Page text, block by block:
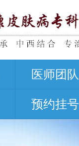
医师团队
预约挂号